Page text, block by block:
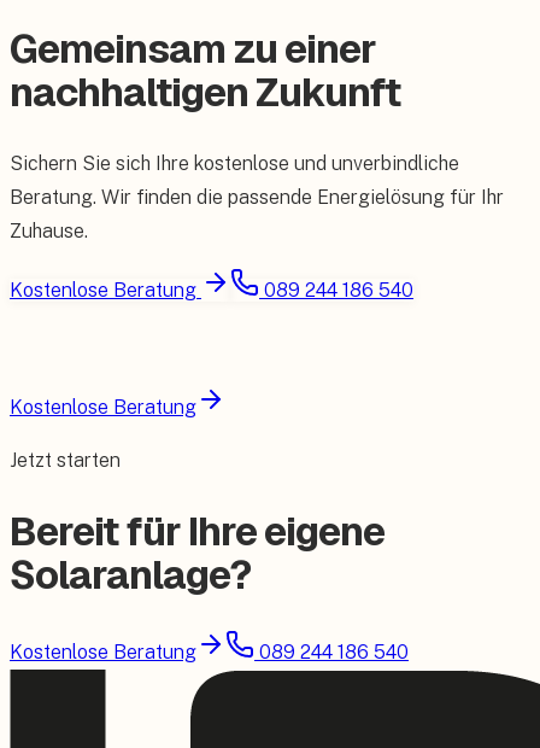
Gemeinsam zu einer
nachhaltigen Zukunft
Sichern Sie sich Ihre kostenlose und unverbindliche
Beratung. Wir finden die passende Energielösung für Ihr
Zuhause.
Kostenlose Beratung 089 244 186 540
Kostenlose Beratung
Jetzt starten
Bereit für Ihre eigene
Solaranlage?
Kostenlose Beratung 089 244 186 540